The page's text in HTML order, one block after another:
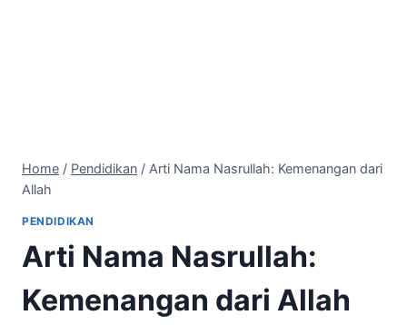
Home / Pendidikan / Arti Nama Nasrullah: Kemenangan dari
Allah
PENDIDIKAN
Arti Nama Nasrullah:
Kemenangan dari Allah